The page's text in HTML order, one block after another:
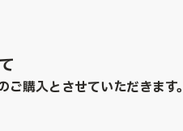
ご購入とさせていただきます